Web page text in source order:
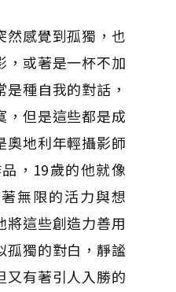
然感覺到孤獨，也
，或著是一杯不加
種自我的對話，
，但是這些都是成
奧地利年輕攝影師
，19歲的他就像
無限的活力與想
將這些創造力善用
孤獨的對白，靜謐
又有著引人入勝的